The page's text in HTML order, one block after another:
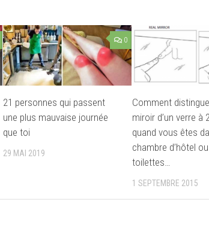
0
21 personnes qui passent
une plus mauvaise journée
que toi
29 MAI 2019
Comment
miroir d’un verre à
quand vous êtes
chambre d’hôtel
toilettes…
1 SEPTEMBRE 2015